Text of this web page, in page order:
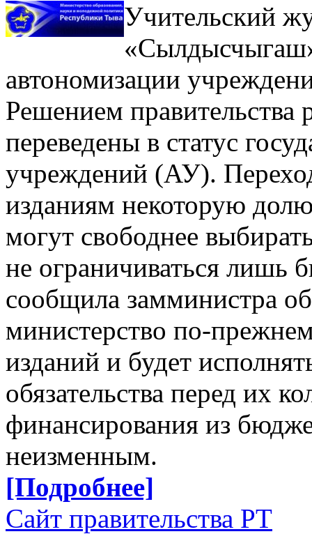
Учительский
автономизации
Решением правительства
переведены в статус
учреждений (АУ).
изданиям некоторую
могут свободнее
не ограничиваться лишь
сообщила замминистра
министерство по-
изданий и будет
обязательства перед их
финансирования из
неизменным.
[Подробнее]
Сайт правительства РТ